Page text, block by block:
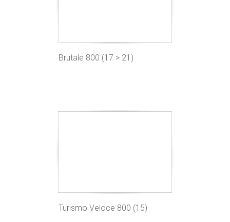
Brutale 800 (17 > 21)
Turismo Veloce 800 (15)